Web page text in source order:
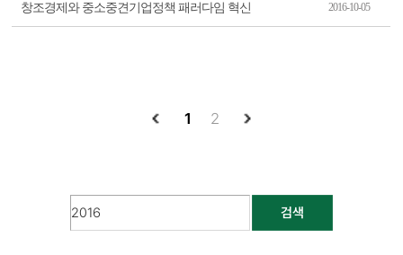
창조경제와 중소중견기업정책 패러다임 혁신 2016-10-05
1 2
검색